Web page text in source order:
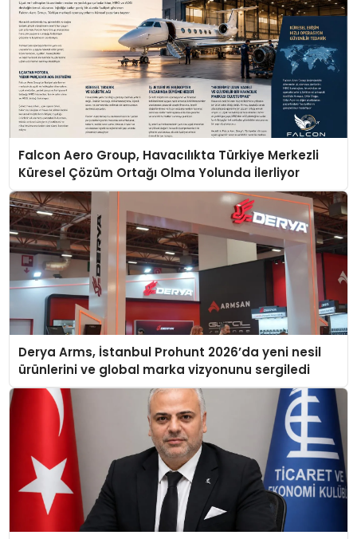
Falcon Aero Group, Havacılıkta Türkiye Merkezli
Küresel Çözüm Ortağı Olma Yolunda İlerliyor
Derya Arms, İstanbul Prohunt 2026’da yeni nesil
ürünlerini ve global marka vizyonunu sergiledi